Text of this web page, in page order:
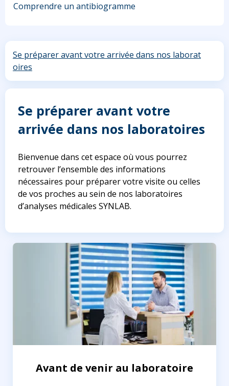
Comprendre un antibiogramme
Se préparer avant votre arrivée dans nos laborat
oires
Se préparer avant votre
arrivée dans nos laboratoires
Bienvenue dans cet espace où vous pourrez
retrouver l’ensemble des informations
nécessaires pour préparer votre visite ou celles
de vos proches au sein de nos laboratoires
d’analyses médicales SYNLAB.
Avant de venir au laboratoire